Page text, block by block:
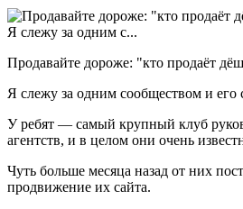
Продавайте дороже: "кто продаёт
Я слежу за одним сообществом и его
У ребят — самый крупный клуб
агентств, и в целом они очень
Чуть больше месяца назад от них
продвижение их сайта.